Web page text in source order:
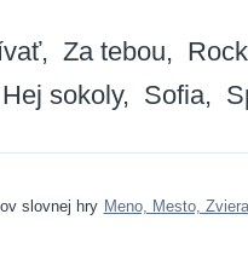
Za tebou
Hej sokoly Sofia
slovnej hry Meno, Mesto,